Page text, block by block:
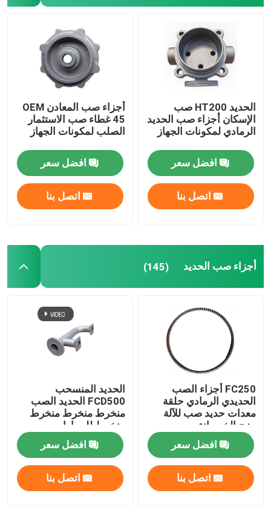
قطع غيار الآلات الزراعية
شفة من الحديد الزهر
أجزاء مضخات الحديد الزهري
أجزاء ختم المعدن
الحديد HT200 صب
الإسكان أجزاء صب الحديد
الرمادي لمكونات الجهاز
افضل سعر
اتصل بنا
أجزاء صب المعادن OEM
45 غطاء صب الاستثمار
الصلب لمكونات الجهاز
افضل سعر
اتصل بنا
أجزاء صب الحديد (145)
FC250 أجزاء الصب
الحديدي الرمادي حلقة
معدات حديد صب للآلة
مزج الخرسانة
افضل سعر
اتصل بنا
الحديد المنسحب
FCD500 الحديد الصب
منخرط منخرط منخرط
منخرط للسيارات
افضل سعر
اتصل بنا